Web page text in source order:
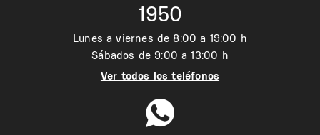
1950
Lunes a viernes de 8:00 a 19:00 h
Sábados de 9:00 a 13:00 h
Ver todos los teléfonos